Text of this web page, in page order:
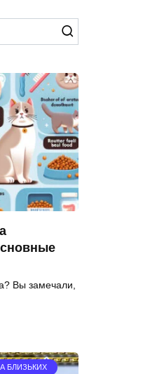
Вы замечали,
БЛИЗЬКИХ